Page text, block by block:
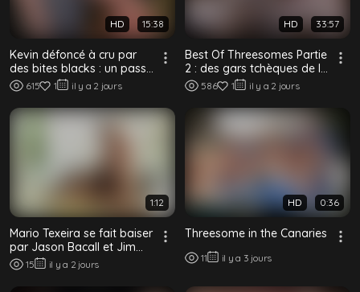
HD 15:38
Kevin défoncé à cru par
des bites blacks : un passif
blond en harnais sert deux
bl...
615 1 il y a 2 jours
HD 33:57
Best Of Threesomes Partie
2 : des gars tchèques de la
rue convaincus de faire
leur...
586 1 il y a 2 jours
1:12
Mario Texeira se fait baiser
par Jason Bacall et Jim
Durden
15 il y a 2 jours
HD 0:36
Threesome in the Canaries
11 il y a 3 jours